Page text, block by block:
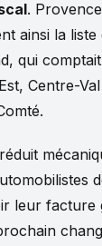
.
ainsi la
qui
Centre-
leur facture